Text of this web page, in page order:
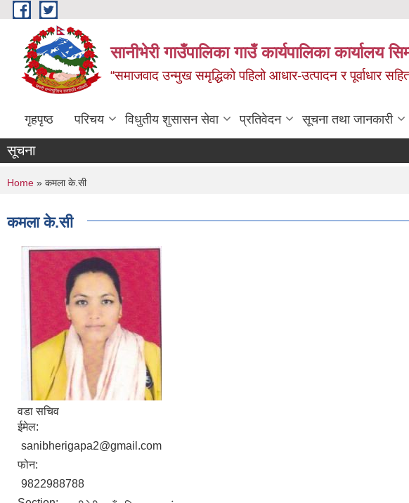
Skip to main content
सानीभेरी गाउँपालिका गाउँ कार्यपालिका कार्यालय
“समाजवाद उन्मुख समृद्धिको पहिलो आधार-उत्पादन र पूर्वाधार
गृहपृष्ठ परिचय विधुतीय शुसासन सेवा प्रतिवेदन सूचना तथा जानकारी
सूचना
You are here
Home » कमला के.सी
कमला के.सी
वडा सचिव
ईमेल:
sanibherigapa2@gmail.com
फोन:
9822988788